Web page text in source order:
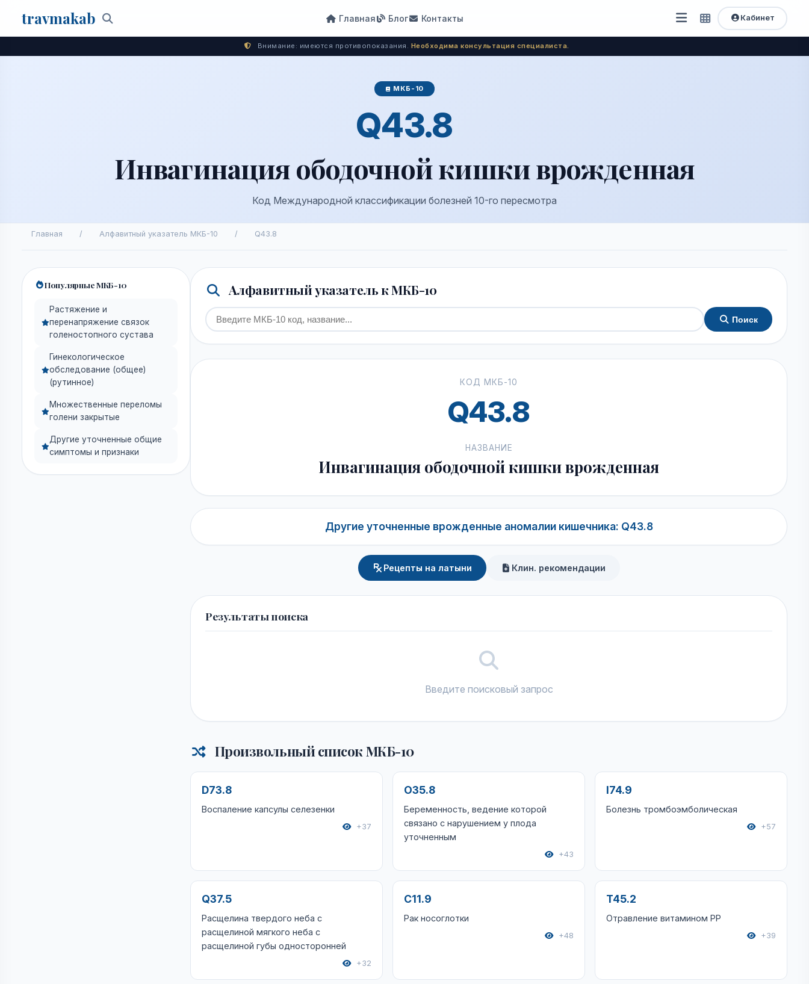
travmakab Поиск
Главная Блог Контакты
Открыть
меню
Быстрый
доступ
Кабинет
Внимание: имеются противопоказания. Необходима консультация специалиста.
МКБ-10
Q43.8
Инвагинация ободочной кишки врожденная
Код Международной классификации болезней 10-го пересмотра
Главная / Алфавитный указатель МКБ-10 / Q43.8
Популярные МКБ-10
Растяжение и
перенапряжение связок
голеностопного сустава
Гинекологическое
обследование (общее)
(рутинное)
Множественные переломы
голени закрытые
Другие уточненные общие
симптомы и признаки
Алфавитный указатель к МКБ-10
Поиск
КОД МКБ-10
Q43.8
НАЗВАНИЕ
Инвагинация ободочной кишки врожденная
Другие уточненные врожденные аномалии кишечника: Q43.8
Рецепты на латыни Клин. рекомендации
Результаты поиска
Введите поисковый запрос
Произвольный список МКБ-10
D73.8
Воспаление капсулы селезенки
+37
O35.8
Беременность, ведение которой
связано с нарушением у плода
уточненным
+43
I74.9
Болезнь тромбоэмболическая
+57
Q37.5
Расщелина твердого неба с
расщелиной мягкого неба с
расщелиной губы односторонней
+32
C11.9
Рак носоглотки
+48
T45.2
Отравление витамином PP
+39